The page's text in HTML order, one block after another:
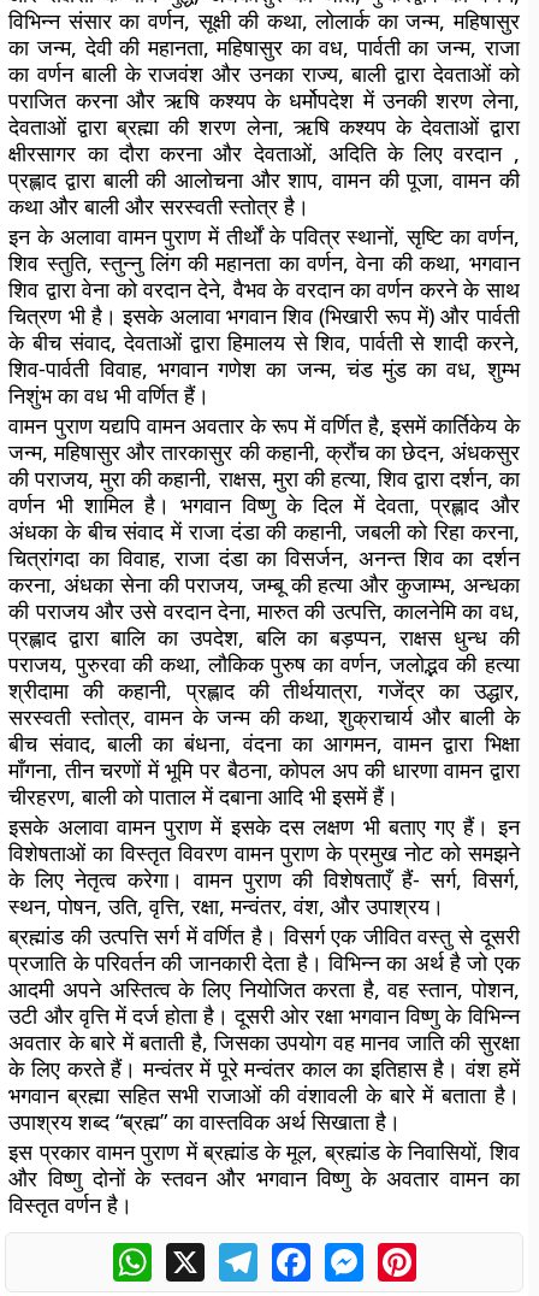
विभिन्न संसार का वर्णन, सूक्षी की कथा, लोलार्क का जन्म, महिषासुर
का जन्म, देवी की महानता, महिषासुर का वध, पार्वती का जन्म, राजा
का वर्णन बाली के राजवंश और उनका राज्य, बाली द्वारा देवताओं को
पराजित करना और ऋषि कश्यप के धर्मोपदेश में उनकी शरण लेना,
देवताओं द्वारा ब्रह्मा की शरण लेना, ऋषि कश्यप के देवताओं द्वारा
क्षीरसागर का दौरा करना और देवताओं, अदिति के लिए वरदान ,
प्रह्लाद द्वारा बाली की आलोचना और शाप, वामन की पूजा, वामन की
कथा और बाली और सरस्वती स्तोत्र है।
इन के अलावा वामन पुराण में तीर्थों के पवित्र स्थानों, सृष्टि का वर्णन,
शिव स्तुति, स्तुन्नु लिंग की महानता का वर्णन, वेना की कथा, भगवान
शिव द्वारा वेना को वरदान देने, वैभव के वरदान का वर्णन करने के साथ
चित्रण भी है। इसके अलावा भगवान शिव (भिखारी रूप में) और पार्वती
के बीच संवाद, देवताओं द्वारा हिमालय से शिव, पार्वती से शादी करने,
शिव-पार्वती विवाह, भगवान गणेश का जन्म, चंड मुंड का वध, शुम्भ
निशुंभ का वध भी वर्णित हैं।
वामन पुराण यद्यपि वामन अवतार के रूप में वर्णित है, इसमें कार्तिकेय के
जन्म, महिषासुर और तारकासुर की कहानी, क्रौंच का छेदन, अंधकसुर
की पराजय, मुरा की कहानी, राक्षस, मुरा की हत्या, शिव द्वारा दर्शन, का
वर्णन भी शामिल है। भगवान विष्णु के दिल में देवता, प्रह्लाद और
अंधका के बीच संवाद में राजा दंडा की कहानी, जबली को रिहा करना,
चित्रांगदा का विवाह, राजा दंडा का विसर्जन, अनन्त शिव का दर्शन
करना, अंधका सेना की पराजय, जम्बू की हत्या और कुजाम्भ, अन्धका
की पराजय और उसे वरदान देना, मारुत की उत्पत्ति, कालनेमि का वध,
प्रह्लाद द्वारा बालि का उपदेश, बलि का बड़प्पन, राक्षस धुन्ध की
पराजय, पुरुरवा की कथा, लौकिक पुरुष का वर्णन, जलोद्भव की हत्या
श्रीदामा की कहानी, प्रह्लाद की तीर्थयात्रा, गजेंद्र का उद्धार,
सरस्वती स्तोत्र, वामन के जन्म की कथा, शुक्राचार्य और बाली के
बीच संवाद, बाली का बंधना, वंदना का आगमन, वामन द्वारा भिक्षा
माँगना, तीन चरणों में भूमि पर बैठना, कोपल अप की धारणा वामन द्वारा
चीरहरण, बाली को पाताल में दबाना आदि भी इसमें हैं।
इसके अलावा वामन पुराण में इसके दस लक्षण भी बताए गए हैं। इन
विशेषताओं का विस्तृत विवरण वामन पुराण के प्रमुख नोट को समझने
के लिए नेतृत्व करेगा। वामन पुराण की विशेषताएँ हैं- सर्ग, विसर्ग,
स्थन, पोषन, उति, वृत्ति, रक्षा, मन्वंतर, वंश, और उपाश्रय।
ब्रह्मांड की उत्पत्ति सर्ग में वर्णित है। विसर्ग एक जीवित वस्तु से दूसरी
प्रजाति के परिवर्तन की जानकारी देता है। विभिन्न का अर्थ है जो एक
आदमी अपने अस्तित्व के लिए नियोजित करता है, वह स्तान, पोशन,
उटी और वृत्ति में दर्ज होता है। दूसरी ओर रक्षा भगवान विष्णु के विभिन्न
अवतार के बारे में बताती है, जिसका उपयोग वह मानव जाति की सुरक्षा
के लिए करते हैं। मन्वंतर में पूरे मन्वंतर काल का इतिहास है। वंश हमें
भगवान ब्रह्मा सहित सभी राजाओं की वंशावली के बारे में बताता है।
उपाश्रय शब्द “ब्रह्म” का वास्तविक अर्थ सिखाता है।
इस प्रकार वामन पुराण में ब्रह्मांड के मूल, ब्रह्मांड के निवासियों, शिव
और विष्णु दोनों के स्तवन और भगवान विष्णु के अवतार वामन का
विस्तृत वर्णन है।
WhatsApp
X TelegramFacebookMessengerPinterest